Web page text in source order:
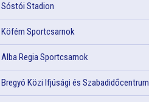
Sóstói Stadion
Köfém Sportcsarnok
Alba Regia Sportcsarnok
Bregyó Közi Ifjúsági és Szabadidőcentrum